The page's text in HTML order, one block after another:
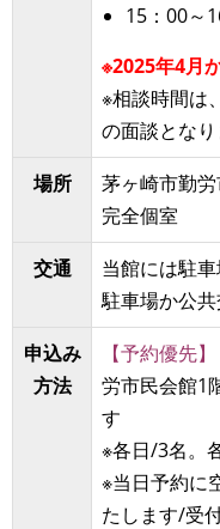
15：00～
※2025年4月
※相談時間は
の面談とな
場所
茅ヶ崎市勤
完全個室
交通
当館には駐
駐車場か公
申込み
方法
【予約優先】
労市民会館1
す
※各日/3名。
※当日予約に
たします/受